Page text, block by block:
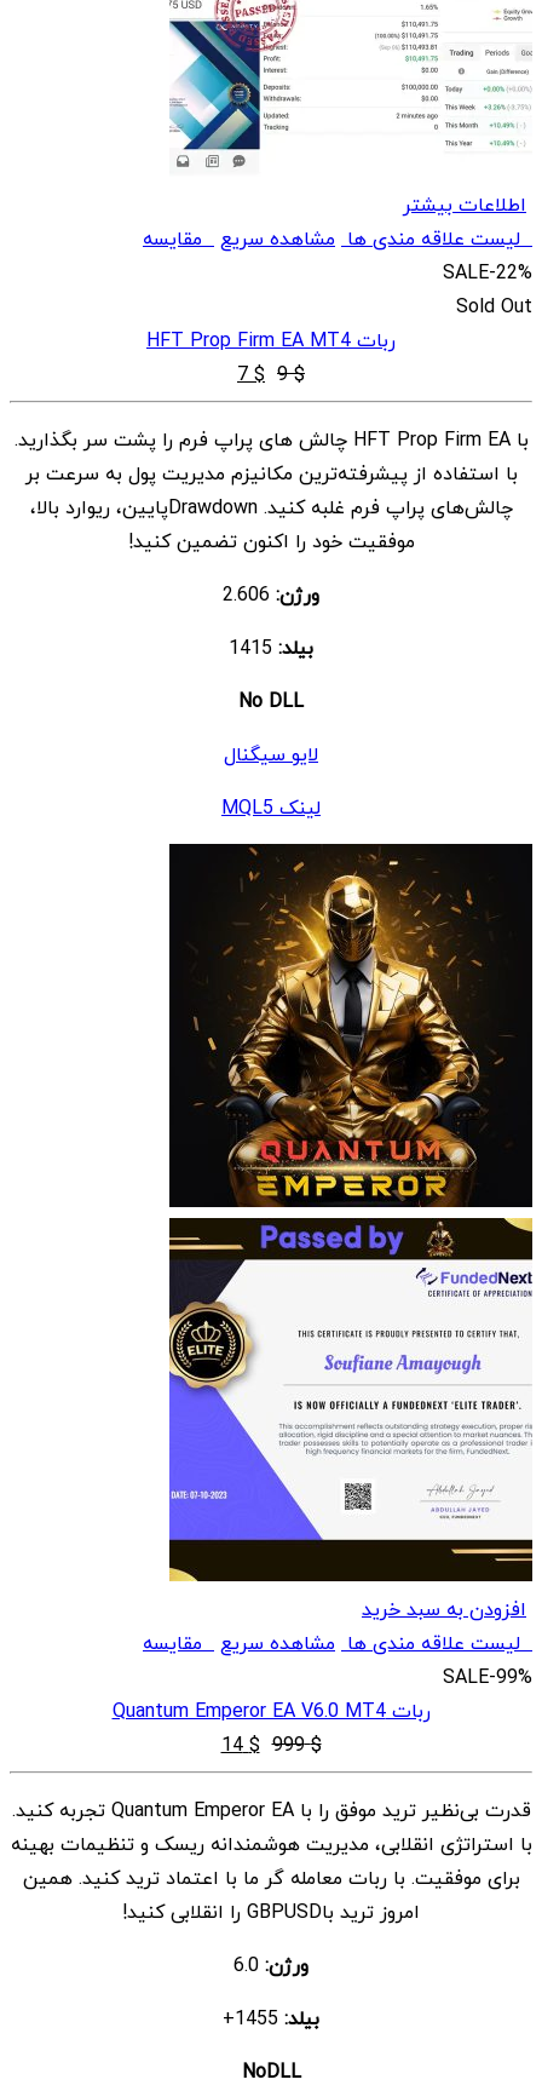
اطلاعات بیشتر
لیست علاقه مندی ها مشاهده سریعمقایسه
SALE-22%
Sold Out
ربات HFT Prop Firm EA MT4
$
9
قیمت
اصلی
$ 9
بود.
$
7 قیمت
فعلی
$ 7
است.
با HFT Prop Firm EA چالش های پراپ فرم را پشت سر بگذارید.
با استفاده از پیشرفته‌ترین مکانیزم مدیریت پول به سرعت بر
چالش‌های پراپ فرم غلبه کنید. Drawdownپایین، ریوارد بالا،
موفقیت خود را اکنون تضمین کنید!
ورژن:
بیلد:
No DLL
لایو سیگنال
لینک MQL5
افزودن به سبد خرید
لیست علاقه مندی ها مشاهده سریعمقایسه
SALE-99%
ربات Quantum Emperor EA V6.0 MT4
$
999
قیمت
اصلی
$ 999
بود.
$
14
قیمت
فعلی
$ 14
است.
قدرت بی‌نظیر ترید موفق را با Quantum Emperor EA تجربه کنید.
با استراتژی انقلابی، مدیریت هوشمندانه ریسک و تنظیمات بهینه
برای موفقیت. با ربات معامله گر ما با اعتماد ترید کنید. همین
امروز ترید باGBPUSD را انقلابی کنید!
ورژن:
بیلد:
NoDLL